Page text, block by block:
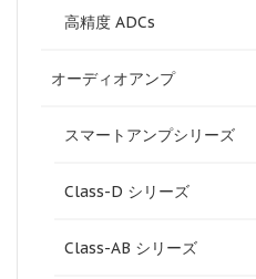
高精度 ADCs
オーディオアンプ
スマートアンプシリーズ
Class-D シリーズ
Class-AB シリーズ